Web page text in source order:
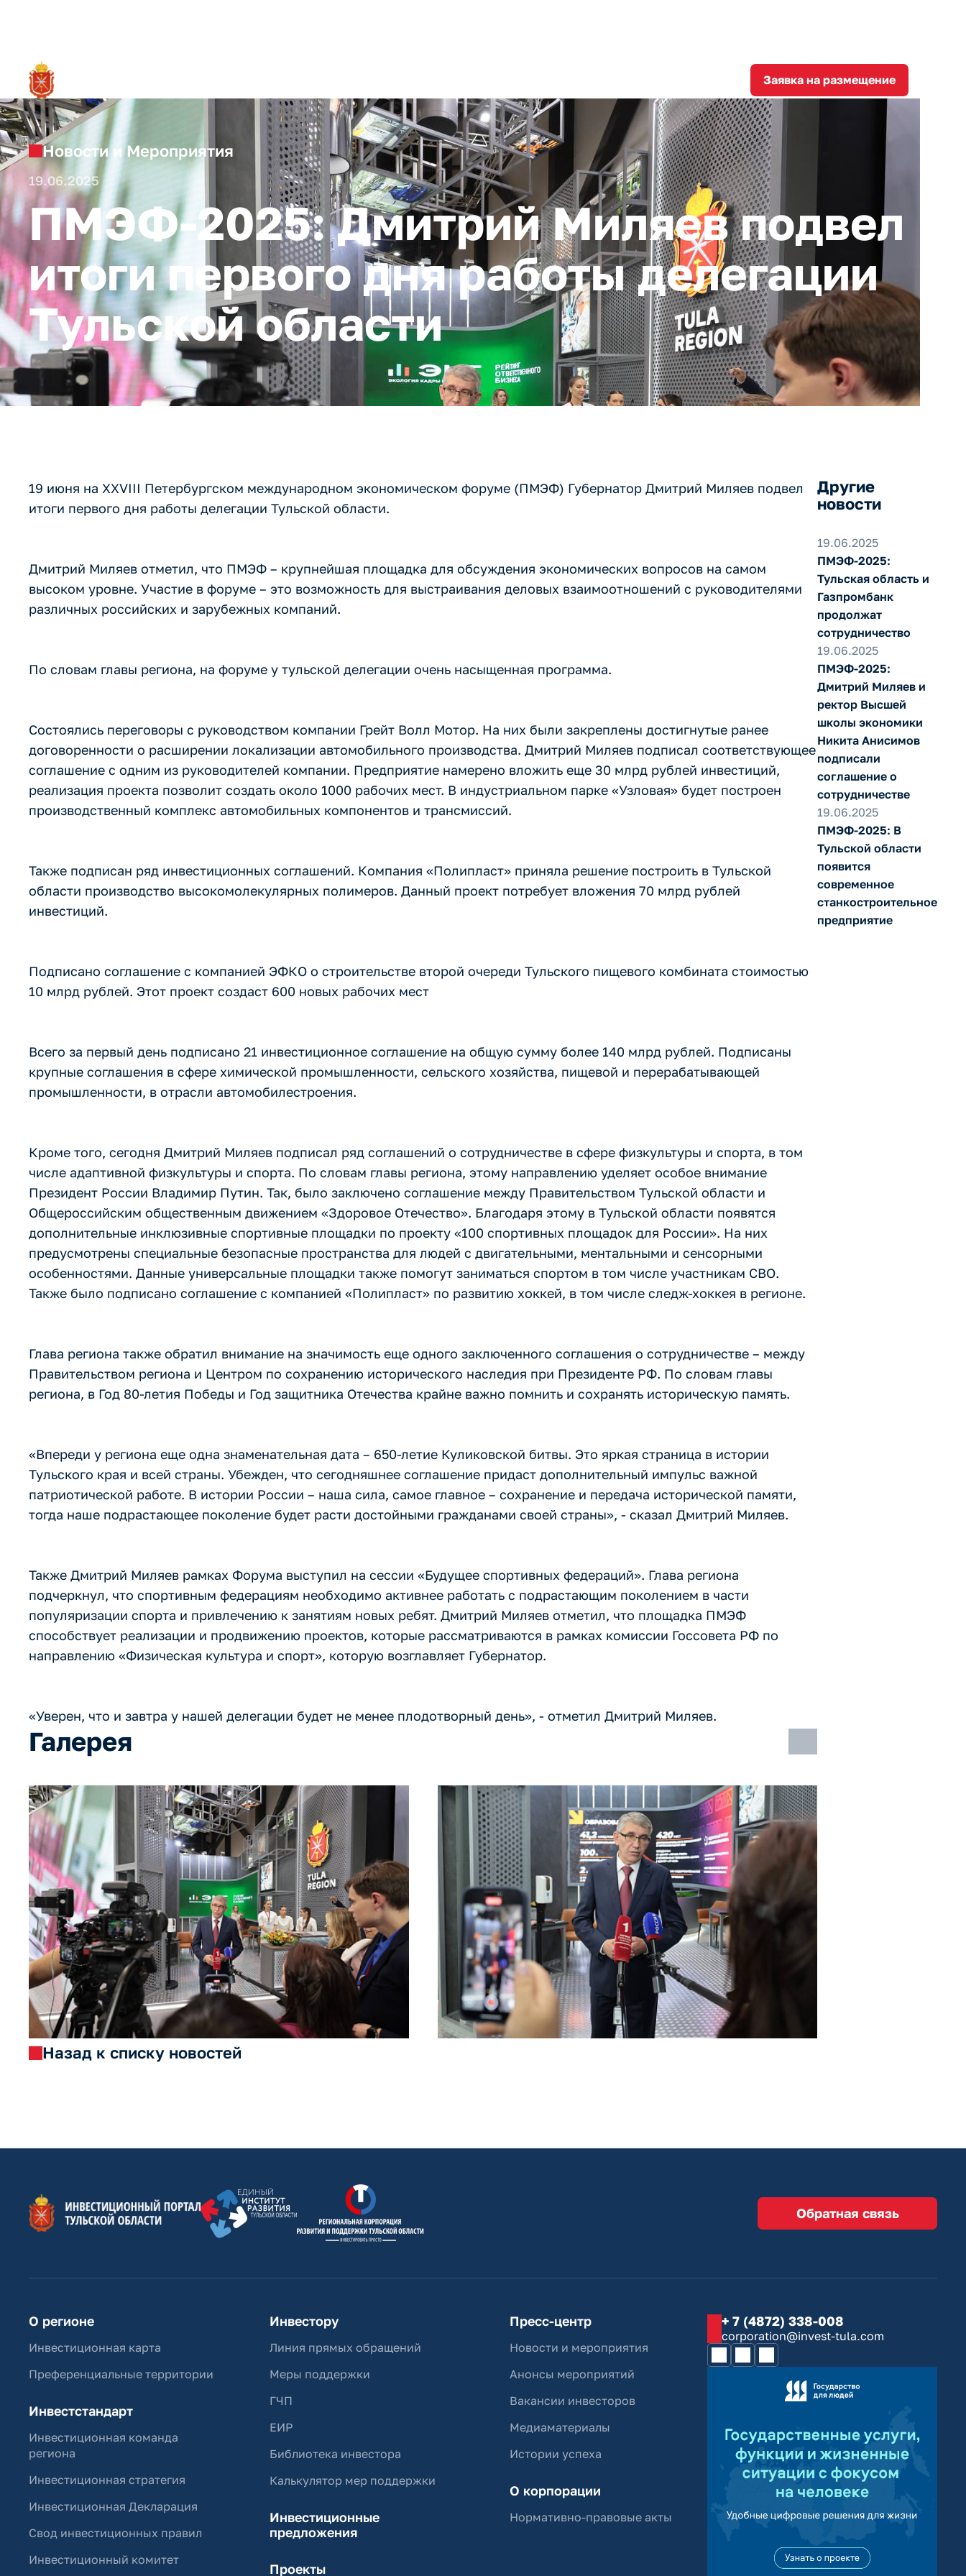
Заявка на размещение
Новости и Мероприятия
19.06.2025
ПМЭФ-2025: Дмитрий Миляев подвел
итоги первого дня работы делегации
Тульской области
19 июня на XXVIII Петербургском международном экономическом форуме (ПМЭФ) Губернатор Дмитрий Миляев подвел
итоги первого дня работы делегации Тульской области.
Дмитрий Миляев отметил, что ПМЭФ – крупнейшая площадка для обсуждения экономических вопросов на самом
высоком уровне. Участие в форуме – это возможность для выстраивания деловых взаимоотношений с руководителями
различных российских и зарубежных компаний.
По словам главы региона, на форуме у тульской делегации очень насыщенная программа.
Состоялись переговоры с руководством компании Грейт Волл Мотор. На них были закреплены достигнутые ранее
договоренности о расширении локализации автомобильного производства. Дмитрий Миляев подписал соответствующее
соглашение с одним из руководителей компании. Предприятие намерено вложить еще 30 млрд рублей инвестиций,
реализация проекта позволит создать около 1000 рабочих мест. В индустриальном парке «Узловая» будет построен
производственный комплекс автомобильных компонентов и трансмиссий.
Также подписан ряд инвестиционных соглашений. Компания «Полипласт» приняла решение построить в Тульской
области производство высокомолекулярных полимеров. Данный проект потребует вложения 70 млрд рублей
инвестиций.
Подписано соглашение с компанией ЭФКО о строительстве второй очереди Тульского пищевого комбината стоимостью
10 млрд рублей. Этот проект создаст 600 новых рабочих мест
Всего за первый день подписано 21 инвестиционное соглашение на общую сумму более 140 млрд рублей. Подписаны
крупные соглашения в сфере химической промышленности, сельского хозяйства, пищевой и перерабатывающей
промышленности, в отрасли автомобилестроения.
Кроме того, сегодня Дмитрий Миляев подписал ряд соглашений о сотрудничестве в сфере физкультуры и спорта, в том
числе адаптивной физкультуры и спорта. По словам главы региона, этому направлению уделяет особое внимание
Президент России Владимир Путин. Так, было заключено соглашение между Правительством Тульской области и
Общероссийским общественным движением «Здоровое Отечество». Благодаря этому в Тульской области появятся
дополнительные инклюзивные спортивные площадки по проекту «100 спортивных площадок для России». На них
предусмотрены специальные безопасные пространства для людей с двигательными, ментальными и сенсорными
особенностями. Данные универсальные площадки также помогут заниматься спортом в том числе участникам СВО.
Также было подписано соглашение с компанией «Полипласт» по развитию хоккей, в том числе следж-хоккея в регионе.
Глава региона также обратил внимание на значимость еще одного заключенного соглашения о сотрудничестве – между
Правительством региона и Центром по сохранению исторического наследия при Президенте РФ. По словам главы
региона, в Год 80-летия Победы и Год защитника Отечества крайне важно помнить и сохранять историческую память.
«Впереди у региона еще одна знаменательная дата – 650-летие Куликовской битвы. Это яркая страница в истории
Тульского края и всей страны. Убежден, что сегодняшнее соглашение придаст дополнительный импульс важной
патриотической работе. В истории России – наша сила, самое главное – сохранение и передача исторической памяти,
тогда наше подрастающее поколение будет расти достойными гражданами своей страны», - сказал Дмитрий Миляев.
Также Дмитрий Миляев рамках Форума выступил на сессии «Будущее спортивных федераций». Глава региона
подчеркнул, что спортивным федерациям необходимо активнее работать с подрастающим поколением в части
популяризации спорта и привлечению к занятиям новых ребят. Дмитрий Миляев отметил, что площадка ПМЭФ
способствует реализации и продвижению проектов, которые рассматриваются в рамках комиссии Госсовета РФ по
направлению «Физическая культура и спорт», которую возглавляет Губернатор.
«Уверен, что и завтра у нашей делегации будет не менее плодотворный день», - отметил Дмитрий Миляев.
Галерея
Назад к списку новостей
Другие
новости
19.06.2025
ПМЭФ-2025:
Тульская область и
Газпромбанк
продолжат
сотрудничество
19.06.2025
ПМЭФ-2025:
Дмитрий Миляев и
ректор Высшей
школы экономики
Никита Анисимов
подписали
соглашение о
сотрудничестве
19.06.2025
ПМЭФ-2025: В
Тульской области
появится
современное
станкостроительное
предприятие
Обратная связь
О регионе
Инвестиционная карта
Преференциальные территории
Инвестстандарт
Инвестиционная команда
региона
Инвестиционная стратегия
Инвестиционная Декларация
Свод инвестиционных правил
Инвестиционный комитет
Инвестору
Линия прямых обращений
Меры поддержки
ГЧП
ЕИР
Библиотека инвестора
Калькулятор мер поддержки
Инвестиционные
предложения
Проекты
Пресс-центр
Новости и мероприятия
Анонсы мероприятий
Вакансии инвесторов
Медиаматериалы
Истории успеха
О корпорации
Нормативно-правовые акты
+ 7 (4872) 338-008
corporation@invest-tula.com